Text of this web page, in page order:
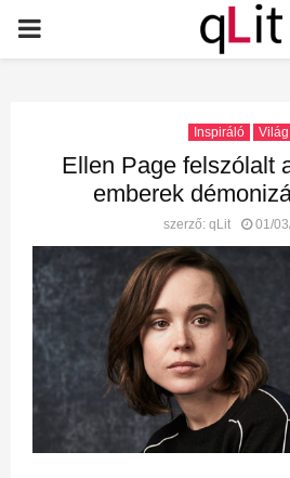
PRIMARY
Inspiráló Világ
Ellen Page felszólalt
emberek
szerző: qLit 01/